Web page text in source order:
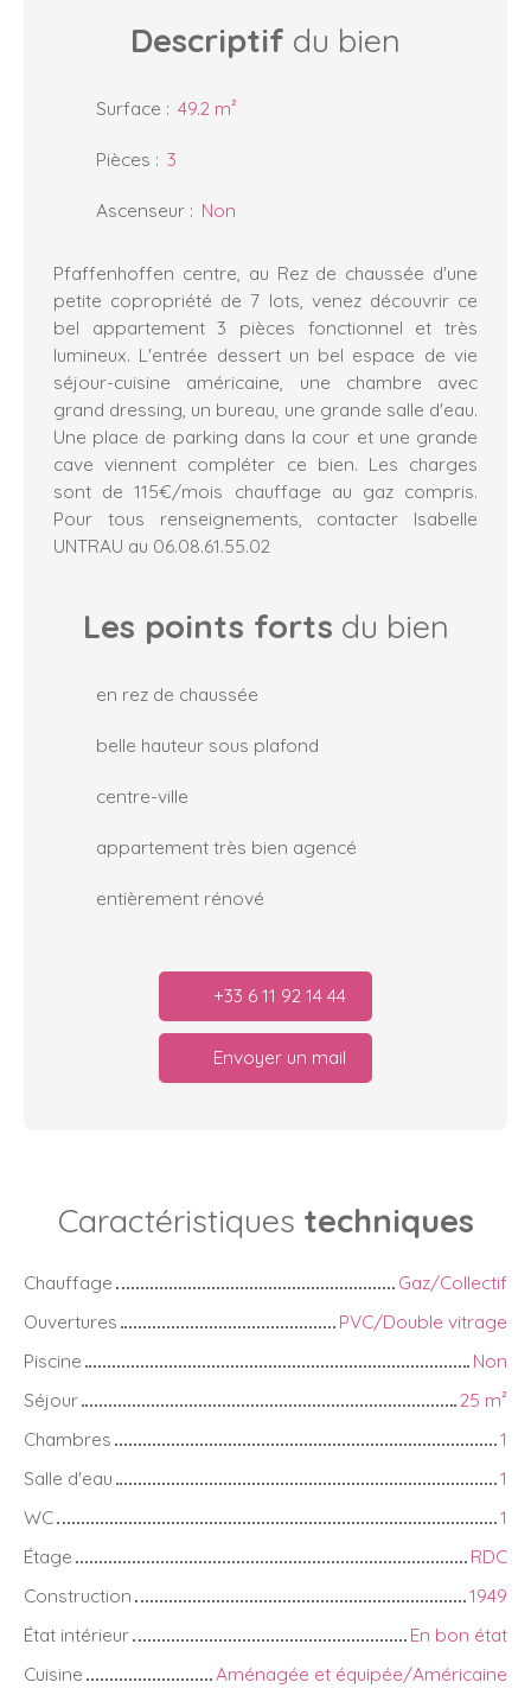
Descriptif du bien
Surface : 49.2 m²
Pièces : 3
Ascenseur : Non
Pfaffenhoffen centre, au Rez de chaussée d'une
petite copropriété de 7 lots, venez découvrir ce
bel appartement 3 pièces fonctionnel et très
lumineux. L'entrée dessert un bel espace de vie
séjour-cuisine américaine, une chambre avec
grand dressing, un bureau, une grande salle d'eau.
Une place de parking dans la cour et une grande
cave viennent compléter ce bien. Les charges
sont de 115€/mois chauffage au gaz compris.
Pour tous renseignements, contacter Isabelle
UNTRAU au 06.08.61.55.02
Les points forts du bien
en rez de chaussée
belle hauteur sous plafond
centre-ville
appartement très bien agencé
entièrement rénové
+33 6 11 92 14 44
Envoyer un mail
Caractéristiques techniques
Chauffage
Gaz/Collectif
Ouvertures
PVC/Double vitrage
Piscine
Non
Séjour
25 m²
Chambres
1
Salle d'eau
1
WC
1
Étage
RDC
Construction
1949
État intérieur
En bon état
Cuisine
Aménagée et équipée/Américaine